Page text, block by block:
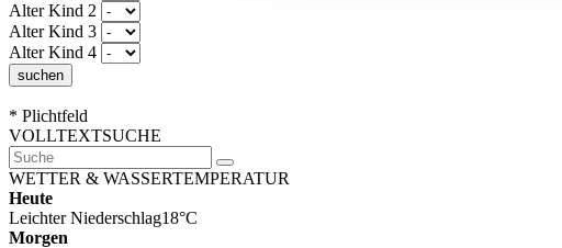
Alter Kind 2
Alter Kind 3
Alter Kind 4
suchen
* Plichtfeld
VOLLTEXTSUCHE
WETTER & WASSERTEMPERATUR
Heute
Leichter Niederschlag18°C
Morgen